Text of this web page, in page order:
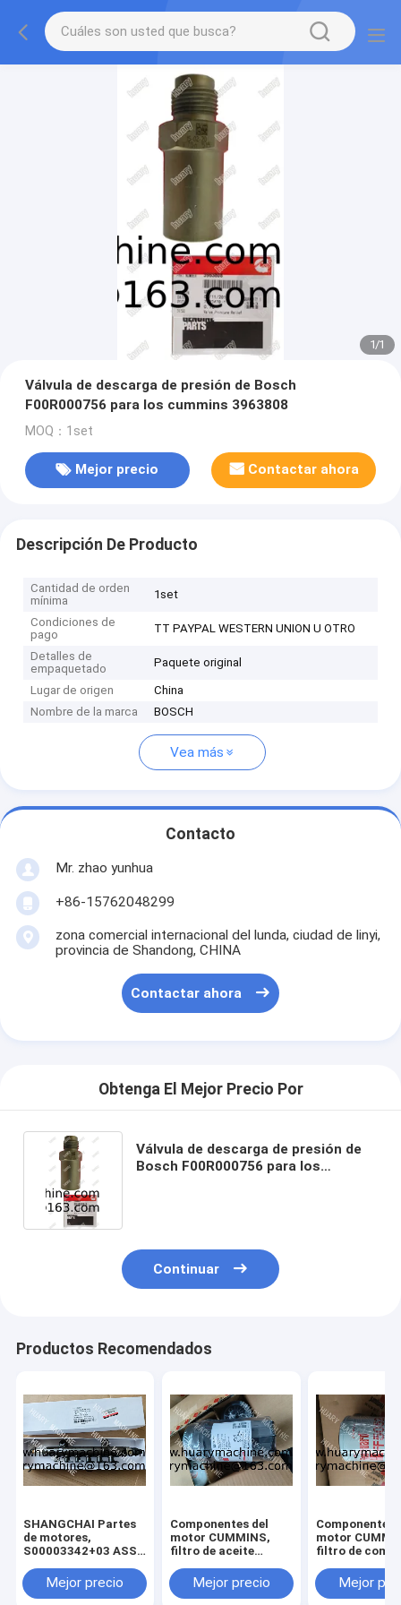
1/1
Válvula de descarga de presión de Bosch
F00R000756 para los cummins 3963808
MOQ：1set
Mejor precio Contactar ahora
Descripción De Producto
Cantidad de orden
mínima
1set
Condiciones de
pago
TT PAYPAL WESTERN UNION U OTRO
Detalles de
empaquetado
Paquete original
Lugar de origen
China
Nombre de la marca
BOSCH
Vea más
Contacto
Mr. zhao yunhua
+86-15762048299
zona comercial internacional del lunda, ciudad de linyi,
provincia de Shandong, CHINA
Contactar ahora
Obtenga El Mejor Precio Por
Válvula de descarga de presión de
Bosch F00R000756 para los
Continuar
Productos Recomendados
SHANGCHAI Partes
de motores,
S00003342+03 ASSY
ferrocarril para
motores SC7H
Mejor precio
Componentes del
motor CUMMINS,
filtro de aceite
filtro de aceite
XCDM6135N
Mejor precio
Componentes
motor
filtro de
GR135
combustible
Mejor